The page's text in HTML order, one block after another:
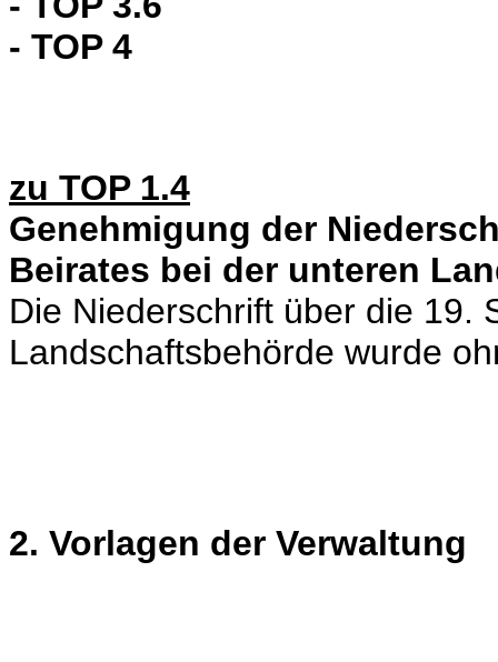
- TOP 4
zu TOP 1.4
Genehmigung der
Beirates bei der unteren
Die Niederschrift über die 19.
Landschaftsbehörde wurde
2. Vorlagen der Verwaltung